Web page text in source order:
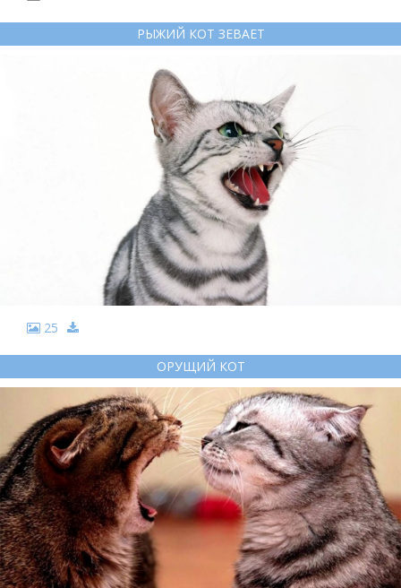
РЫЖИЙ КОТ ЗЕВАЕТ
25
ОРУЩИЙ КОТ